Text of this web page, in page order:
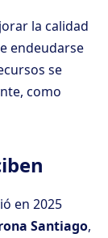
la calidad
endeudarse
se
como
en 2025
Santiago,